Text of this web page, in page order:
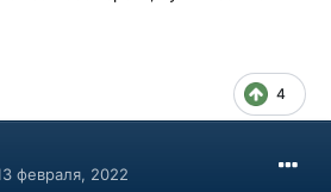
4
февраля, 2022